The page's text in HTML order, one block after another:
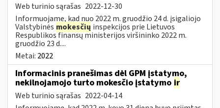
Web turinio sąrašas 2022-12-30
Informuojame, kad nuo 2022 m. gruodžio 24 d. įsigaliojo
Valstybinės mokesčių inspekcijos prie Lietuvos
Respublikos finansų ministerijos viršininko 2022 m.
gruodžio 23 d....
Metai: 2022
Informacinis pranešimas dėl GPM įstatymo,
nekilnojamojo turto mokesčio įstatymo ir
Web turinio sąrašas 2022-04-14